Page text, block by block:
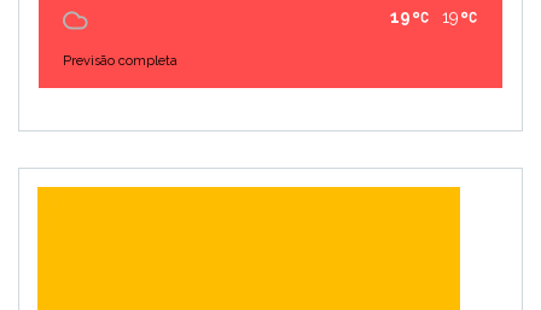
19
19
Previsão completa